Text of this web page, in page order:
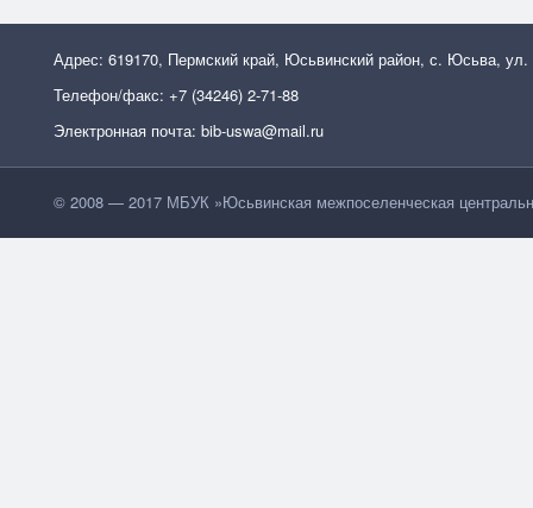
Адрес: 619170, Пермский край, Юсьвинский район, с. Юсьва, ул.
Телефон/факс: +7 (34246) 2-71-88
Электронная почта: bib-uswa@mail.ru
© 2008 — 2017 МБУК »Юсьвинская межпоселенческая